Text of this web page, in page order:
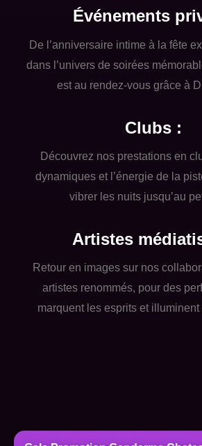
Événements
De l’anniversaire intime à la fête
dans l’univers de soirées
est au rendez-vous grâce à
Clubs :
Découvrez nos prestations en
dynamiques et l’énergie de la
vibrer les nuits jusqu’au
Artistes
Retour en images sur nos
artistes renommés, pour des
marquent les esprits et